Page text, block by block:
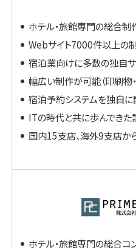
ホテル・旅館専門の総合制
Webサイト7000件以上の
宿泊業向けに多数の独自
幅広い制作が可能（印刷物
宿泊予約システムを独自
ITの時代と共に歩んでき
国内15支店、海外9支店か
ホテル・旅館専門の総合コ